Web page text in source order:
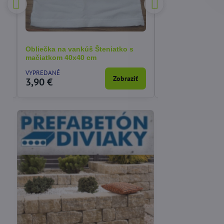
Obliečka na vankúš Šteniatko s
mačiatkom 40x40 cm
VYPREDANÉ
3,90 € Zobraziť
Vákuové skladovanie
potravín
Potreby pre cukrárov